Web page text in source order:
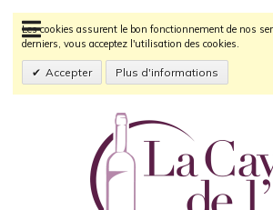
Les cookies assurent le bon fonctionnement de nos
derniers, vous acceptez l'utilisation des cookies.
Accepter Plus d'informations